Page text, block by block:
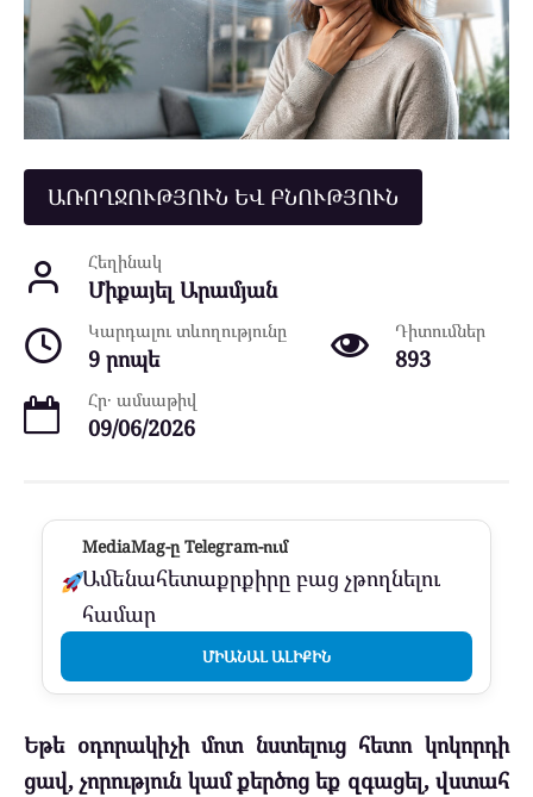
ԱՌՈՂՋՈՒԹՅՈՒՆ ԵՎ ԲՆՈՒԹՅՈՒՆ
Հեղինակ
Միքայել Արամյան
Կարդալու տևողությունը
9 րոպե
Դիտումներ
893
Հր․ ամսաթիվ
09/06/2026
MediaMag-ը Telegram-ում
Ամենահետաքրքիրը բաց չթողնելու
համար
ՄԻԱՆԱԼ ԱԼԻՔԻՆ
Եթե օդորակիչի մոտ նստելուց հետո կոկորդի
ցավ, չորություն կամ քերծոց եք զգացել, վստահ